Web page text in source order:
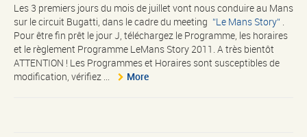
Les 3 premiers jours du mois de juillet vont nous conduire au Mans
sur le circuit Bugatti, dans le cadre du meeting
Le Mans Story
Pour être fin prêt le jour J, téléchargez le Programme, les horaires
et le règlement Programme LeMans Story 2011. A très bientôt
ATTENTION ! Les Programmes et Horaires sont susceptibles de
modification, vérifiez ...
More